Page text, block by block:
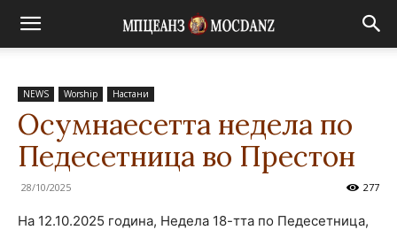
NEWS Worship Настани
Осумнаесетта недела по
Педесетница во Престон
28/10/2025 277
На 12.10.2025 година, Недела 18-тта по Педесетница,